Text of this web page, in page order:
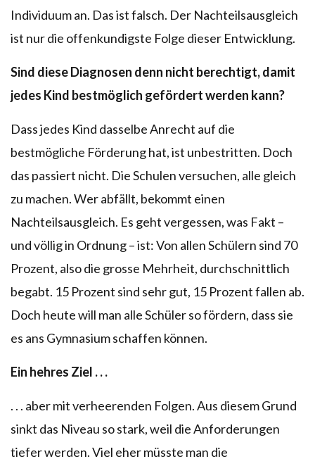
Individuum an. Das ist falsch. Der Nachteilsausgleich
ist nur die offenkundigste Folge dieser Entwicklung.
Sind diese Diagnosen denn nicht berechtigt, damit
jedes Kind bestmöglich gefördert werden kann?
Dass jedes Kind dasselbe Anrecht auf die
bestmögliche Förderung hat, ist unbestritten. Doch
das passiert nicht. Die Schulen versuchen, alle gleich
zu machen. Wer abfällt, bekommt einen
Nachteilsausgleich. Es geht vergessen, was Fakt –
und völlig in Ordnung – ist: Von allen Schülern sind 70
Prozent, also die grosse Mehrheit, durchschnittlich
begabt. 15 Prozent sind sehr gut, 15 Prozent fallen ab.
Doch heute will man alle Schüler so fördern, dass sie
es ans Gymnasium schaffen können.
Ein hehres Ziel . . .
. . . aber mit verheerenden Folgen. Aus diesem Grund
sinkt das Niveau so stark, weil die Anforderungen
tiefer werden. Viel eher müsste man die